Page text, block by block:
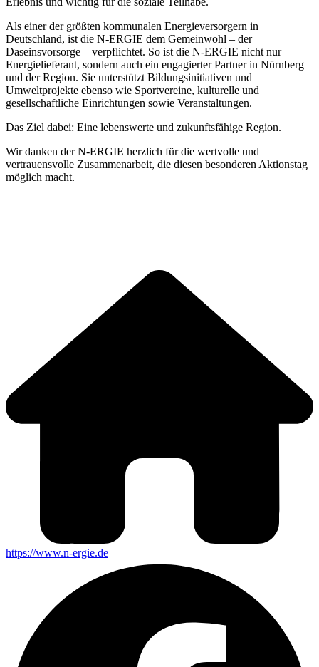
Als einer der größten kommunalen Energieversorgern in
Deutschland, ist die N-ERGIE dem Gemeinwohl – der
Daseinsvorsorge – verpflichtet. So ist die N-ERGIE nicht nur
Energielieferant, sondern auch ein engagierter Partner in Nürnberg
und der Region. Sie unterstützt Bildungsinitiativen und
Umweltprojekte ebenso wie Sportvereine, kulturelle und
gesellschaftliche Einrichtungen sowie Veranstaltungen.
Das Ziel dabei: Eine lebenswerte und zukunftsfähige Region.
Wir danken der N-ERGIE herzlich für die wertvolle und
vertrauensvolle Zusammenarbeit, die diesen besonderen Aktionstag
möglich macht.
https://www.n-ergie.de